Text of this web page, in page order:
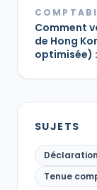
Comment
de Hong
optimisée)
SUJETS
Tenue